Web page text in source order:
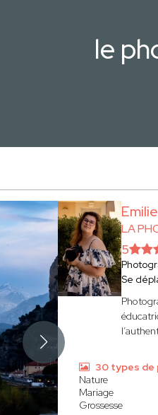
le
LA
5
Se
30 types de
Nature
Mariage
Grossesse